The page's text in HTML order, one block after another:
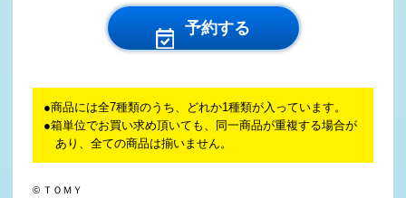
予約する
商品には全7種類のうち、どれか1種類が入っています。
箱単位でお買い求め頂いても、同一商品が重複する場合が
あり、全ての商品は揃いません。
© ＴＯＭＹ